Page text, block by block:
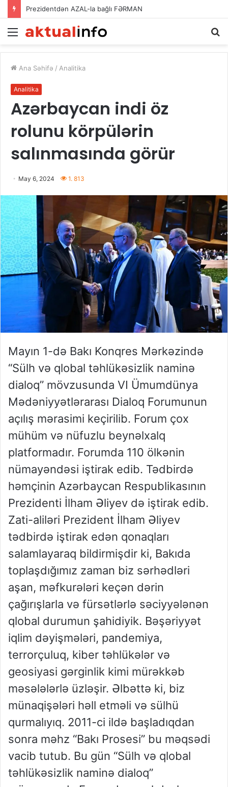
Prezidentdən AZAL-la bağlı FƏRMAN
Menu
Ana Səhifə / Analitika
Analitika
Azərbaycan indi öz
rolunu körpülərin
salınmasında görür
May 6, 2024 1. 813
Mayın 1-də Bakı Konqres Mərkəzində
“Sülh və qlobal təhlükəsizlik naminə
dialoq” mövzusunda VI Ümumdünya
Mədəniyyətlərarası Dialoq Forumunun
açılış mərasimi keçirilib. Forum çox
mühüm və nüfuzlu beynəlxalq
platformadır. Forumda 110 ölkənin
nümayəndəsi iştirak edib. Tədbirdə
həmçinin Azərbaycan Respublikasının
Prezidenti İlham Əliyev də iştirak edib.
Zati-aliləri Prezident İlham Əliyev
tədbirdə iştirak edən qonaqları
salamlayaraq bildirmişdir ki, Bakıda
toplaşdığımız zaman biz sərhədləri
aşan, məfkurələri keçən dərin
çağırışlarla və fürsətlərlə səciyyələnən
qlobal durumun şahidiyik. Bəşəriyyət
iqlim dəyişmələri, pandemiya,
terrorçuluq, kiber təhlükələr və
geosiyasi gərginlik kimi mürəkkəb
məsələlərlə üzləşir. Əlbəttə ki, biz
münaqişələri həll etməli və sülhü
qurmalıyıq. 2011-ci ildə başladıqdan
sonra məhz “Bakı Prosesi” bu məqsədi
vacib tutub. Bu gün “Sülh və qlobal
təhlükəsizlik naminə dialoq”